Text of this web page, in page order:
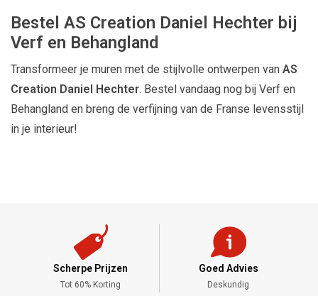
Bestel AS Creation Daniel Hechter bij
Verf en Behangland
Transformeer je muren met de stijlvolle ontwerpen van AS
Creation Daniel Hechter. Bestel vandaag nog bij Verf en
Behangland en breng de verfijning van de Franse levensstijl
in je interieur!
Scherpe Prijzen
Tot 60% Korting
Goed Advies
Deskundig